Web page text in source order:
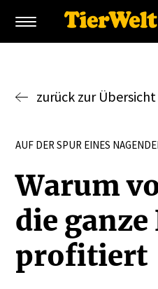
zurück zur Übersicht
AUF DER SPUR EINES
Warum
die
profi­tiert